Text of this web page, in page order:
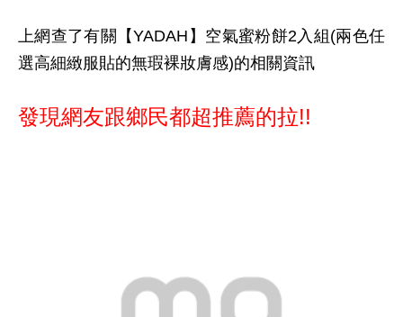
上網查了有關【YADAH】空氣蜜粉餅2入組(兩色任
選高細緻服貼的無瑕裸妝膚感)的相關資訊
發現網友跟鄉民都超推薦的拉!!